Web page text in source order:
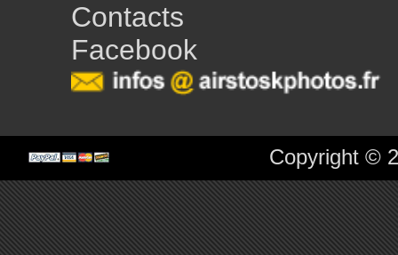
Contacts
Facebook
Copyright ©